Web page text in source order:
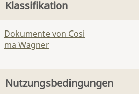
Klassifikation
Dokumente von Cosi
ma Wagner
Nutzungsbedingungen